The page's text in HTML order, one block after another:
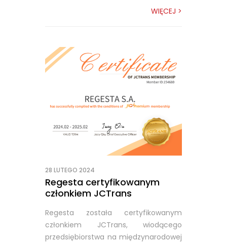
WIĘCEJ >
28 LUTEGO 2024
Regesta certyfikowanym
członkiem JCTrans
Regesta została certyfikowanym
członkiem JCTrans, wiodącego
przedsiębiorstwa na międzynarodowej